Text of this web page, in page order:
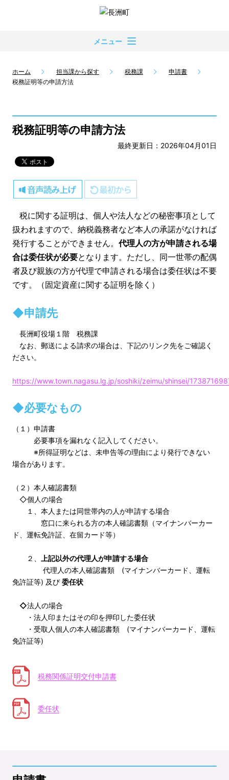
メニュー
ホーム 担当課から探す 税務課
申請書
税務証明等の申請方法
税務証明等の申請方法
最終更新日：2026年04月01日
税に関する証明は、個人や法人などの秘密事項として
扱われますので、納税義務者など本人の承諾がなければ
発行することができません。代理人の方が申請される場
合は委任状が必要となります。ただし、同一世帯の配偶
者及び親族の方が代理で申請される場合は委任状は不要
です。（固定資産に関する証明を除く）
◆申請先
長洲町役場１階 税務課
なお、郵送による請求の場合は、下記のリンク先をご確認く
ださい。
https://www.town.nagasu.lg.jp/soshiki/zeimu/shinsei/
◆必要なもの
（１）申請書
必要事項を漏れなく記入してください。
※所得証明などは、未申告等の理由により発行できない
場合があります。
（２）本人確認書類
◇個人の場合
１、本人または同世帯内の人が申請する場合
窓口に来られる方の本人確認書類（マイナンバーカー
ド、運転免許証、在留カード等）
２、
上記以外の代理人が申請する場合
代理人の本人確認書類 (マイナンバーカード、運転
免許証等) 及び 委任状
◇法人の場合
・法人印またはその印を押印した委任状
・受取人個人の本人確認書類 (マイナンバーカード、運転
免許証等)
税務関係証明交付申請書
委任状